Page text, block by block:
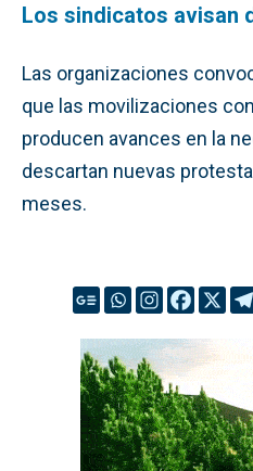
Los sindicatos avisan
Las organizaciones
que las movilizaciones
producen avances en la
descartan nuevas
meses.